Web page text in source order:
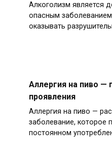
Алкоголизм является
опасным
оказывать
Аллергия на пиво —
проявления
Аллергия на пиво —
заболевание, которое
постоянном